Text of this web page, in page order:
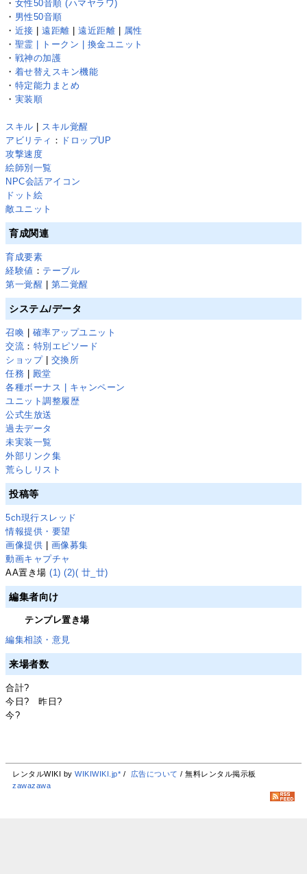
・ 女性50音順 (ハマヤラワ)
・ 男性50音順
・ 近接 |遠距離 |遠近距離 | 属性
・ 聖霊 | トークン | 換金ユニット
・ 戦神の加護
・ 着せ替えスキン機能
・ 特定能力まとめ
・ 実装順
スキル | スキル覚醒
アビリティ ： ドロップUP
攻撃速度
絵師別一覧
NPC会話アイコン
ドット絵
敵ユニット
育成関連
育成要素
経験値 ： テーブル
第一覚醒 | 第二覚醒
システム/データ
召喚
確率アップユニット
交流 ： 特別エピソード
ショップ| 交換所
任務
殿堂
各種ボーナス | キャンペーン
ユニット調整履歴
公式生放送
過去データ
未実装一覧
外部リンク集
荒らしリスト
投稿等
5ch現行スレッド
情報提供・要望
画像提供
画像募集
動画キャプチャ
AA置き場(1) (2)( 廿_廿)
編集者向け
テンプレ置き場
編集相談・意見
来場者数
合計?
今日? 昨日?
今?
レンタルWIKI byWIKIWIKI.jp* / 広告について / 無料レンタル掲示板
zawazawa